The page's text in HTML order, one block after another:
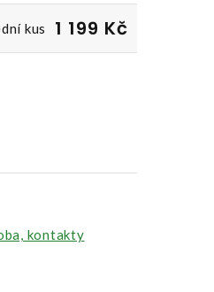
kus 1 199 Kč
kontakty